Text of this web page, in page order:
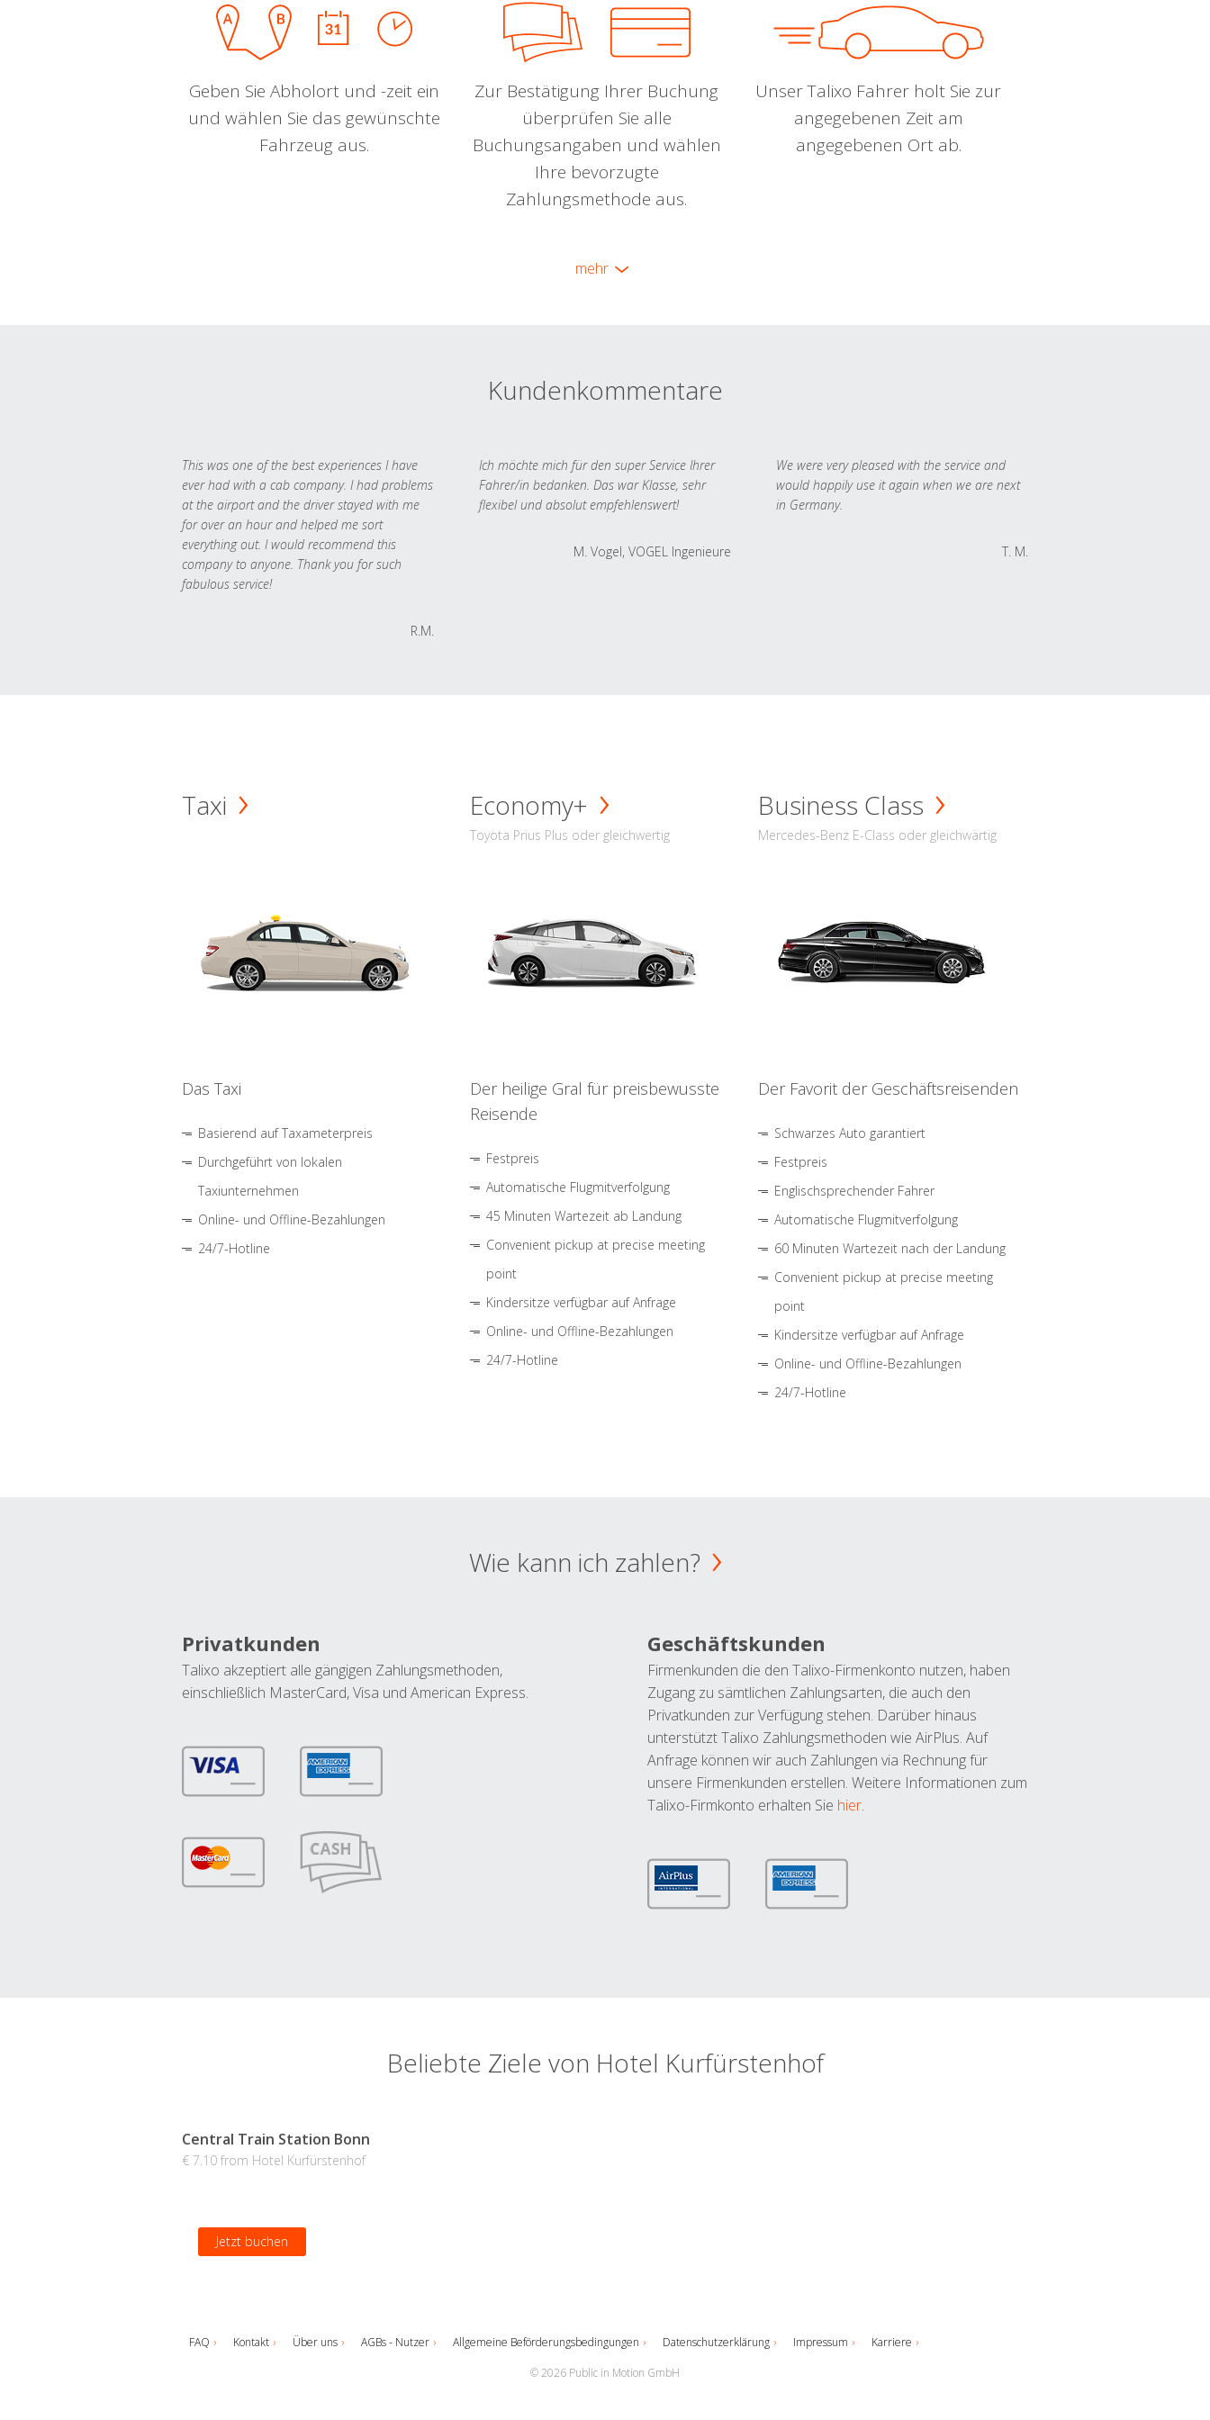
Geben Sie Abholort und -zeit ein
und wählen Sie das gewünschte
Fahrzeug aus.
Zur Bestätigung Ihrer Buchung
überprüfen Sie alle
Buchungsangaben und wählen
Ihre bevorzugte
Zahlungsmethode aus.
Unser Talixo Fahrer holt Sie zur
angegebenen Zeit am
angegebenen Ort ab.
mehr
Kundenkommentare
This was one of the best experiences I have
ever had with a cab company. I had problems
at the airport and the driver stayed with me
for over an hour and helped me sort
everything out. I would recommend this
company to anyone. Thank you for such
fabulous service!
R.M.
Ich möchte mich für den super Service Ihrer
Fahrer/in bedanken. Das war Klasse, sehr
flexibel und absolut empfehlenswert!
M. Vogel, VOGEL Ingenieure
We were very pleased with the service and
would happily use it again when we are next
in Germany.
T. M.
Taxi
Das Taxi
Basierend auf Taxameterpreis
Durchgeführt von lokalen
Taxiunternehmen
Online- und Offline-Bezahlungen
24/7-Hotline
Economy+
Toyota Prius Plus oder gleichwertig
Der heilige Gral für preisbewusste
Reisende
Festpreis
Automatische Flugmitverfolgung
45 Minuten Wartezeit ab Landung
Convenient pickup at precise meeting
point
Kindersitze verfügbar auf Anfrage
Online- und Offline-Bezahlungen
24/7-Hotline
Business Class
Mercedes-Benz E-Class oder gleichwärtig
Der Favorit der Geschäftsreisenden
Schwarzes Auto garantiert
Festpreis
Englischsprechender Fahrer
Automatische Flugmitverfolgung
60 Minuten Wartezeit nach der Landung
Convenient pickup at precise meeting
point
Kindersitze verfügbar auf Anfrage
Online- und Offline-Bezahlungen
24/7-Hotline
Wie kann ich zahlen?
Privatkunden
Talixo akzeptiert alle gängigen Zahlungsmethoden,
einschließlich MasterCard, Visa und American Express.
Geschäftskunden
Firmenkunden die den Talixo-Firmenkonto nutzen, haben
Zugang zu sämtlichen Zahlungsarten, die auch den
Privatkunden zur Verfügung stehen. Darüber hinaus
unterstützt Talixo Zahlungsmethoden wie AirPlus. Auf
Anfrage können wir auch Zahlungen via Rechnung für
unsere Firmenkunden erstellen. Weitere Informationen zum
Talixo-Firmkonto erhalten Sie hier.
Beliebte Ziele von Hotel Kurfürstenhof
Central Train Station Bonn
€ 7.10 from Hotel Kurfürstenhof
Jetzt buchen
FAQ Kontakt Über uns AGBs - Nutzer Allgemeine Beförderungsbedingungen Datenschutzerklärung Impressum
Karriere
© 2026 Public in Motion GmbH